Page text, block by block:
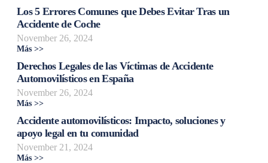
Los 5 Errores Comunes que Debes Evitar Tras un
Accidente de Coche
November 26, 2024
Más >>
Derechos Legales de las Víctimas de Accidente
Automovilísticos en España
November 26, 2024
Más >>
Accidente automovilísticos: Impacto, soluciones y
apoyo legal en tu comunidad
November 21, 2024
Más >>